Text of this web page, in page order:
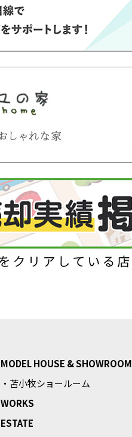
MODEL HOUSE & SHOWROOM
・苫小牧ショールーム
WORKS
ESTATE